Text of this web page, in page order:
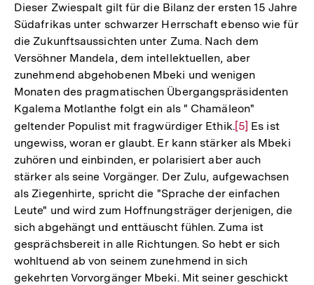
Dieser Zwiespalt gilt für die Bilanz der ersten 15 Jahre
Südafrikas unter schwarzer Herrschaft ebenso wie für
die Zukunftsaussichten unter Zuma. Nach dem
Versöhner Mandela, dem intellektuellen, aber
zunehmend abgehobenen Mbeki und wenigen
Monaten des pragmatischen Übergangspräsidenten
Kgalema Motlanthe folgt ein als " Chamäleon"
geltender Populist mit fragwürdiger Ethik.Zur
Auflösung
der
Fußnote
[5] Es ist
ungewiss, woran er glaubt. Er kann stärker als Mbeki
zuhören und einbinden, er polarisiert aber auch
stärker als seine Vorgänger. Der Zulu, aufgewachsen
als Ziegenhirte, spricht die "Sprache der einfachen
Leute" und wird zum Hoffnungsträger derjenigen, die
sich abgehängt und enttäuscht fühlen. Zuma ist
gesprächsbereit in alle Richtungen. So hebt er sich
wohltuend ab von seinem zunehmend in sich
gekehrten Vorvorgänger Mbeki. Mit seiner geschickt